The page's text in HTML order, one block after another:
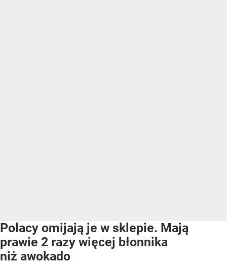
Polacy omijają je w sklepie. Mają
prawie 2 razy więcej błonnika
niż awokado